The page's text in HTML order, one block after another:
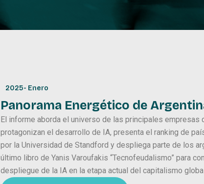
2025- Enero
Panorama Energético de
El informe aborda el universo de las principales empresas
protagonizan el desarrollo de IA, presenta el ranking de
por la Universidad de Standford y despliega parte de los
último libro de Yanis Varoufakis “Tecnofeudalismo” para
despliegue de la IA en la etapa actual del capitalismo